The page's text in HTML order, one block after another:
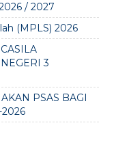
/ 2027
(MPLS) 2026
3
PSAS BAGI
2026